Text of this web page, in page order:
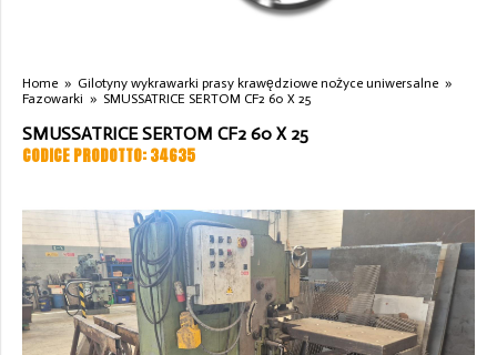
Home » Gilotyny wykrawarki prasy krawędziowe nożyce uniwersalne »
Fazowarki » SMUSSATRICE SERTOM CF2 60 X 25
SMUSSATRICE SERTOM CF2 60 X 25
CODICE PRODOTTO: 34635